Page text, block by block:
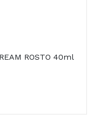
ROSTO 40ml